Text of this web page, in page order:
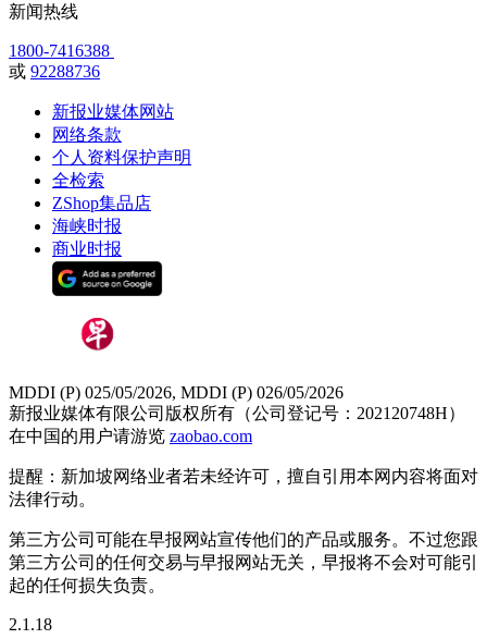
新闻热线
1800-7416388
或 92288736
新报业媒体网站
网络条款
个人资料保护声明
全检索
ZShop集品店
海峡时报
商业时报
MDDI (P) 025/05/2026, MDDI (P) 026/05/2026
新报业媒体有限公司版权所有（公司登记号：202120748H）
在中国的用户请游览 zaobao.com
提醒：新加坡网络业者若未经许可，擅自引用本网内容将面对
法律行动。
第三方公司可能在早报网站宣传他们的产品或服务。不过您跟
第三方公司的任何交易与早报网站无关，早报将不会对可能引
起的任何损失负责。
2.1.18